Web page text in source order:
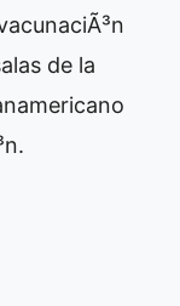
de la